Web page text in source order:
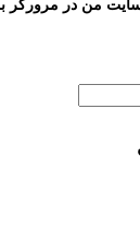
من در مرورگر